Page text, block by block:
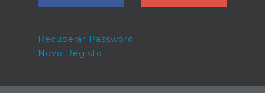
Recuperar Password
Novo Registo